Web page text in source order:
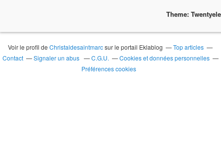
Theme:
Voir le profil deChristaldesaintmarcsur le portail Eklablog
Top articles
Contact
Signaler un abus C.G.U.
Cookies et données personnelles
Préférences cookies